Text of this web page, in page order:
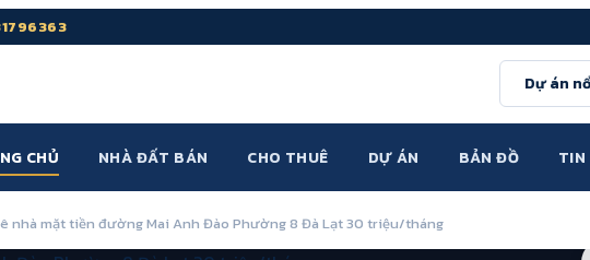
Dự án
CHỦ NHÀ ĐẤT BÁN CHO THUÊ DỰ ÁN BẢN ĐỒ
nhà mặt tiền đường Mai Anh Đào Phường 8 Đà Lạt 30 triệu/tháng